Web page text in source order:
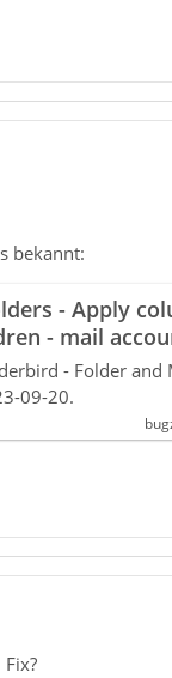
bekannt:
- Apply
- mail
- Folder and
09-20.